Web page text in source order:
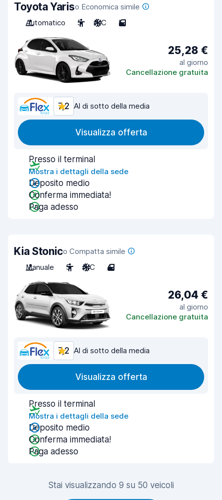
Toyota Yariso Economica simile
Automatico
5 A/C 5
25,28 €
al giorno
Cancellazione gratuita
7,2 Al di sotto della media
Visualizza offerta
Presso il terminal
Mostra i dettagli della sede
Deposito medio
Conferma immediata!
Paga adesso
Kia Stonico Compatta simile
Manuale
5 A/C 4
26,04 €
al giorno
Cancellazione gratuita
7,2 Al di sotto della media
Visualizza offerta
Presso il terminal
Mostra i dettagli della sede
Deposito medio
Conferma immediata!
Paga adesso
Stai visualizzando 9 su 50 veicoli